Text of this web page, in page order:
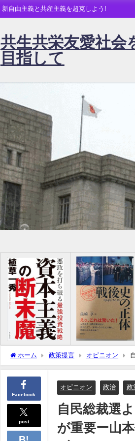
新自由主義と共産主義を超克しよう!
共生共栄友愛社会
目指して
ホーム 政策提言 オピニオン
いるれいわの動向がカギ
Facebook
post
オピニオン 政治 政
自民総裁選
が重要ー山